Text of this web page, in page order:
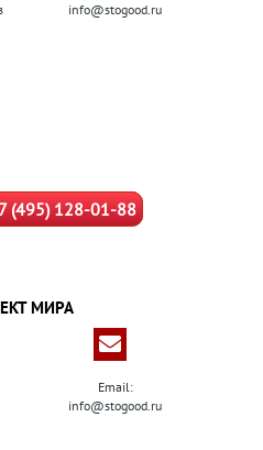
info@stogood.ru
(495) 128-01-88
МИРА
Email:
info@stogood.ru